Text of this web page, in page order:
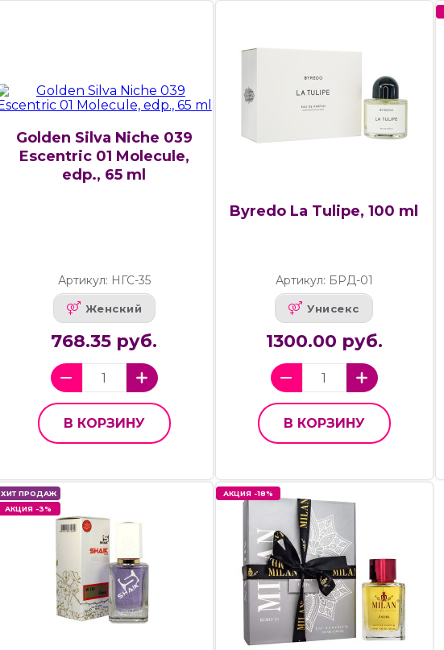
Golden Silva Niche 039
Escentric 01 Molecule,
edp., 65 ml
Артикул: НГС-35
Женский
768.35 руб.
В КОРЗИНУ
Byredo La Tulipe, 100 ml
Артикул: БРД-01
Унисекс
1300.00 руб.
В КОРЗИНУ
ХИТ ПРОДАЖ
АКЦИЯ -3%
АКЦИЯ -18%